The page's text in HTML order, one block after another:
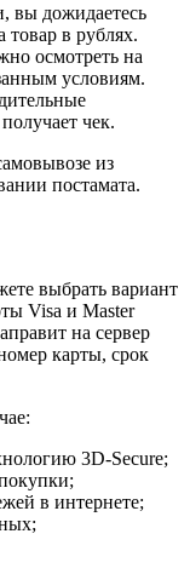
вы дожидаетесь
товар в рублях.
осмотреть на
условиям.
чек.
из
постамата.
выбрать вариант
Visa и Master
на сервер
карты, срок
3D-Secure;
в интернете;